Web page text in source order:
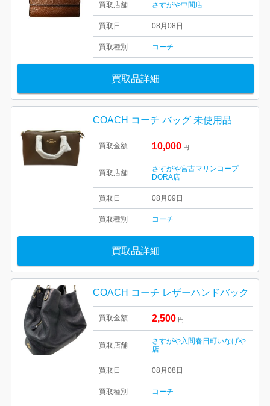
買取店舗 さすがや中間店
買取日 08月08日
買取種別 コーチ
買取品詳細
COACH コーチ バッグ 未使用品
買取金額 10,000 円
買取店舗
さすがや宮古マリンコープ
DORA店
買取日 08月09日
買取種別 コーチ
買取品詳細
COACH コーチ レザーハンドバック
買取金額 2,500 円
買取店舗
さすがや入間春日町いなげや
店
買取日 08月08日
買取種別 コーチ